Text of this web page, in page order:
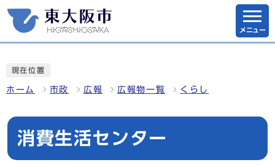
メニュー
現在位置
ホーム 市政 広報 広報物一覧 くらし
消費生活センター